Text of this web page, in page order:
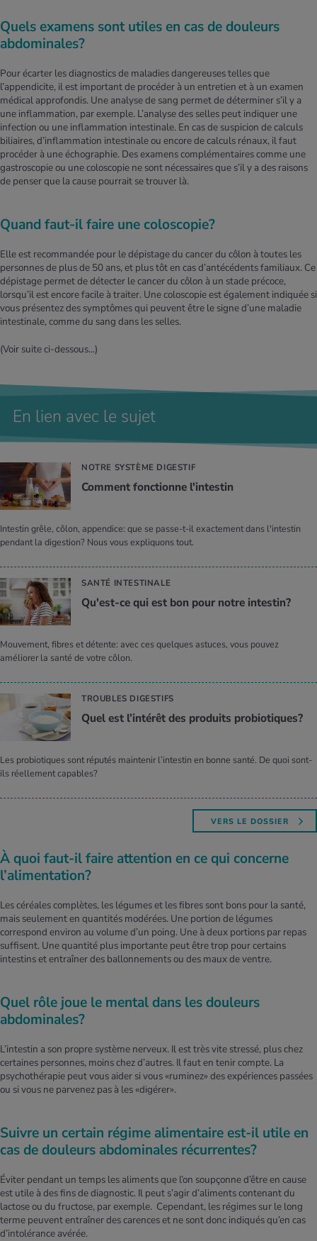
Quels examens sont utiles en cas de douleurs
abdominales?
Pour écarter les diagnostics de maladies dangereuses telles que
l’appendicite, il est important de procéder à un entretien et à un examen
médical approfondis. Une analyse de sang permet de déterminer s’il y a
une inflammation, par exemple. L’analyse des selles peut indiquer une
infection ou une inflammation intestinale. En cas de suspicion de calculs
biliaires, d’inflammation intestinale ou encore de calculs rénaux, il faut
procéder à une échographie. Des examens complémentaires comme une
gastroscopie ou une coloscopie ne sont nécessaires que s’il y a des raisons
de penser que la cause pourrait se trouver là.
Quand faut-il faire une coloscopie?
Elle est recommandée pour le dépistage du cancer du côlon à toutes les
personnes de plus de 50 ans, et plus tôt en cas d’antécédents familiaux. Ce
dépistage permet de détecter le cancer du côlon à un stade précoce,
lorsqu’il est encore facile à traiter. Une coloscopie est également indiquée si
vous présentez des symptômes qui peuvent être le signe d’une maladie
intestinale, comme du sang dans les selles.
(Voir suite ci-dessous...)
En lien avec le sujet
NOTRE SYSTÈME DIGESTIF
Com­ment fonc­tionne l'in­tes­tin
Intestin grêle, côlon, appendice: que se passe-t-il exactement dans l'intestin
pendant la digestion? Nous vous expliquons tout.
SANTÉ INTESTINALE
Qu'est-ce qui est bon pour notre intes­tin?
Mouvement, fibres et détente: avec ces quelques astuces, vous pouvez
améliorer la santé de votre côlon.
TROUBLES DIGESTIFS
Quel est l’in­té­rêt des pro­duits pro­bio­tiques?
Les probiotiques sont réputés maintenir l’intestin en bonne santé. De quoi sont-
ils réellement capables?
VERS LE DOSSIER
À quoi faut-il faire attention en ce qui concerne
l’alimentation?
Les céréales complètes, les légumes et les fibres sont bons pour la santé,
mais seulement en quantités modérées. Une portion de légumes
correspond environ au volume d’un poing. Une à deux portions par repas
suffisent. Une quantité plus importante peut être trop pour certains
intestins et entraîner des ballonnements ou des maux de ventre.
Quel rôle joue le mental dans les douleurs
abdominales?
L’intestin a son propre système nerveux. Il est très vite stressé, plus chez
certaines personnes, moins chez d’autres. Il faut en tenir compte. La
psychothérapie peut vous aider si vous «ruminez» des expériences passées
ou si vous ne parvenez pas à les «digérer».
Suivre un certain régime alimentaire est-il utile en
cas de douleurs abdominales récurrentes?
Éviter pendant un temps les aliments que l’on soupçonne d’être en cause
est utile à des fins de diagnostic. Il peut s’agir d’aliments contenant du
lactose ou du fructose, par exemple. Cependant, les régimes sur le long
terme peuvent entraîner des carences et ne sont donc indiqués qu’en cas
d’intolérance avérée.